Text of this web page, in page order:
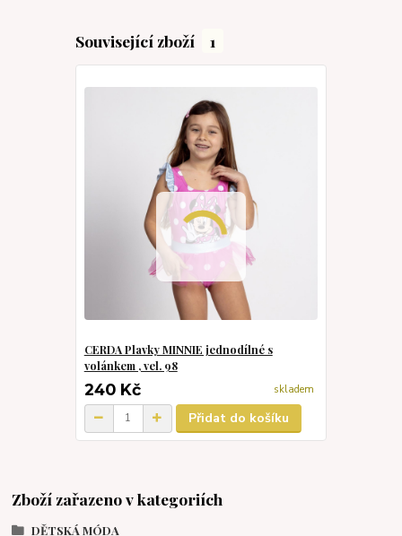
Související zboží 1
CERDA Plavky MINNIE jednodílné s
volánkem , vel. 98
240 Kč skladem
Přidat do košíku
Zboží zařazeno v kategoriích
DĚTSKÁ MÓDA